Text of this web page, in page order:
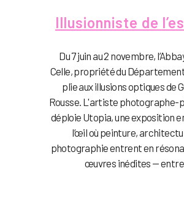
Illusionniste de
Du 7 juin au 2 novembre,
Celle, propriété du Département
plie aux illusions optiques de
Rousse. L'artiste photographe-
déploie Utopia, une exposition
l’œil où peinture,
photographie entrent en
œuvres inédites — entre...